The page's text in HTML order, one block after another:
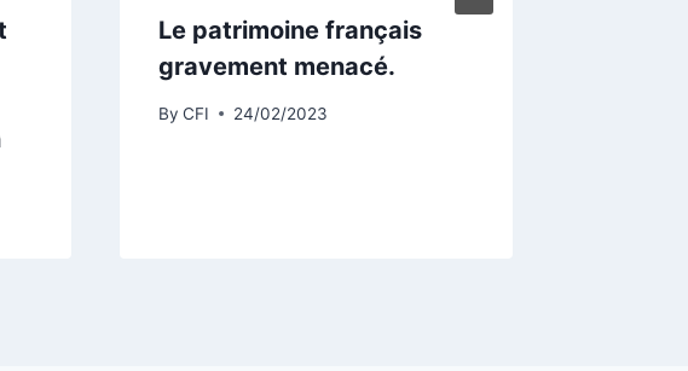
Le patrimoine français
gravement menacé.
By CFI 24/02/2023